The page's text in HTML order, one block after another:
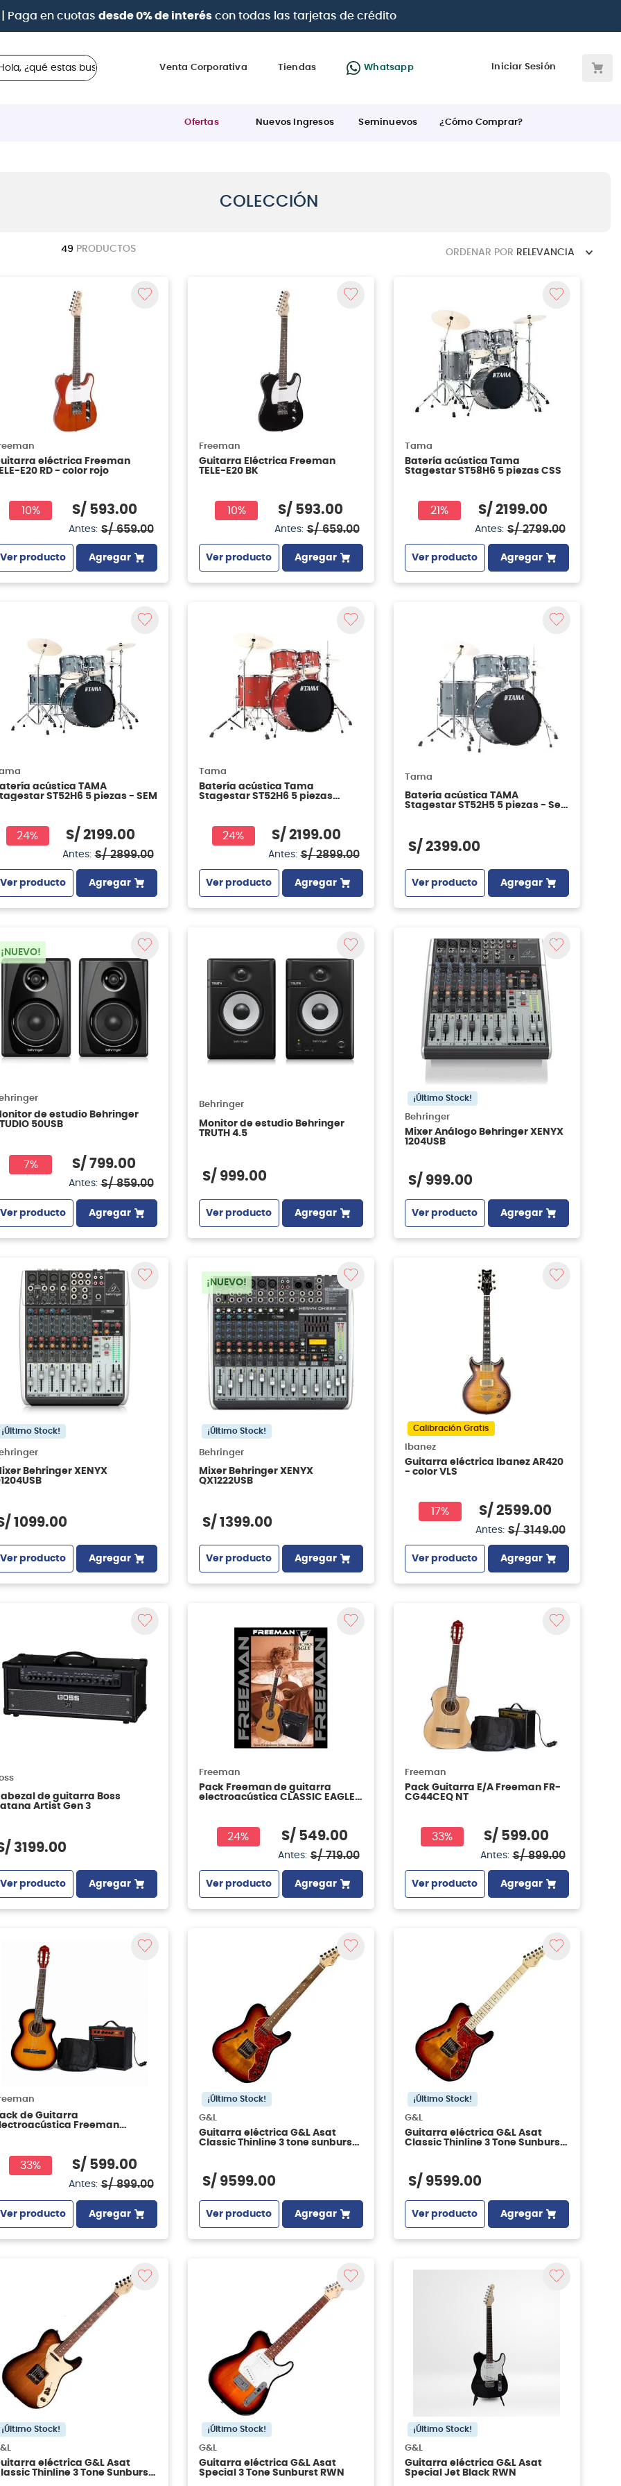
12 cuotas sin interesescon tarjetas BCP Visa, Diners, BBVA e Interbank
estas buscando?
Venta Corporativa Tiendas Whatsapp Iniciar Sesión
Ofertas Nuevos Ingresos Seminuevos ¿Cómo Comprar?
COLECCIÓN
49 PRODUCTOS ORDENAR POR RELEVANCIA
eléctrica Freeman
E20 RD - color rojo
10% S/ 593.00
Antes: S/ 659.00
Ver producto Agregar
Freeman
Guitarra Eléctrica Freeman
TELE-E20 BK
10% S/ 593.00
Antes: S/ 659.00
Ver producto Agregar
Tama
Batería acústica Tama
Stagestar ST58H6 5 piezas CSS
21% S/ 2199.00
Antes: S/ 2799.00
Ver producto Agregar
acústica TAMA
ST52H6 5 piezas - SEM
24% S/ 2199.00
Antes: S/ 2899.00
Ver producto Agregar
Tama
Batería acústica Tama
Stagestar ST52H6 5 piezas
24% S/ 2199.00
Antes: S/ 2899.00
Ver producto Agregar
Tama
Batería acústica TAMA
Stagestar ST52H5 5 piezas - Sea
S/ 2399.00
Ver producto Agregar
¡NUEVO!
de estudio Behringer
50USB
7% S/ 799.00
Antes: S/ 859.00
Ver producto Agregar
Behringer
Monitor de estudio Behringer
TRUTH 4.5
S/ 999.00
Ver producto Agregar
¡Último Stock!
Behringer
Mixer Análogo Behringer XENYX
1204USB
S/ 999.00
Ver producto Agregar
¡Último Stock!
Behringer XENYX
1099.00
Ver producto Agregar
¡NUEVO!
¡Último Stock!
Behringer
Mixer Behringer XENYX
QX1222USB
S/ 1399.00
Ver producto Agregar
Calibración Gratis
Ibanez
Guitarra eléctrica Ibanez AR420
- color VLS
17% S/ 2599.00
Antes: S/ 3149.00
Ver producto Agregar
de guitarra Boss
Artist Gen 3
3199.00
Ver producto Agregar
Freeman
Pack Freeman de guitarra
electroacústica CLASSIC EAGLE -
24% S/ 549.00
Antes: S/ 719.00
Ver producto Agregar
Freeman
Pack Guitarra E/A Freeman FR-
CG44CEQ NT
33% S/ 599.00
Antes: S/ 899.00
Ver producto Agregar
de Guitarra
Freeman
33% S/ 599.00
Antes: S/ 899.00
Ver producto Agregar
¡Último Stock!
G&L
Guitarra eléctrica G&L Asat
Classic Thinline 3 tone sunburst
S/ 9599.00
Ver producto Agregar
¡Último Stock!
G&L
Guitarra eléctrica G&L Asat
Classic Thinline 3 Tone Sunburst
S/ 9599.00
Ver producto Agregar
¡Último Stock!
eléctrica G&L Asat
Thinline 3 Tone Sunburst
¡Último Stock!
G&L
Guitarra eléctrica G&L Asat
Special 3 Tone Sunburst RWN
¡Último Stock!
G&L
Guitarra eléctrica G&L Asat
Special Jet Black RWN